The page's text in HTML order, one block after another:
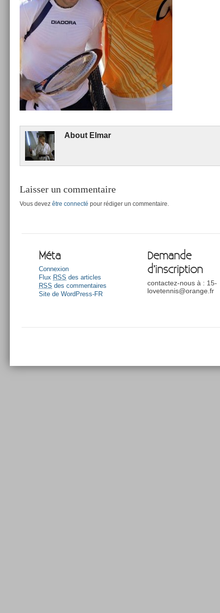
About Elmar
Laisser un commentaire
Vous devez être connecté pour rédiger un commentaire.
Méta
Connexion
Flux RSS des articles
RSS des commentaires
Site de WordPress-FR
Demande
d’inscription
contactez-nous à : 15-
lovetennis@orange.fr